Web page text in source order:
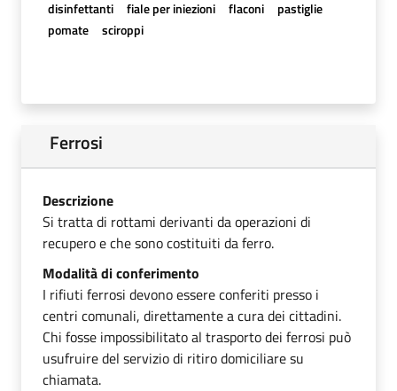
disinfettanti fiale per iniezioni flaconi
pastiglie
pomate
sciroppi
Ferrosi
Descrizione
Si tratta di rottami derivanti da operazioni di
recupero e che sono costituiti da ferro.
Modalità di conferimento
I rifiuti ferrosi devono essere conferiti presso i
centri comunali, direttamente a cura dei cittadini.
Chi fosse impossibilitato al trasporto dei ferrosi può
usufruire del servizio di ritiro domiciliare su
chiamata.